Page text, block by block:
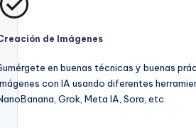
de Imágenes
en buenas técnicas y buenas
con IA usando diferentes
Grok, Meta IA, Sora, etc.